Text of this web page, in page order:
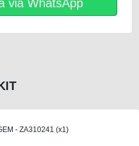
via WhatsApp
- ZA310241 (x1)